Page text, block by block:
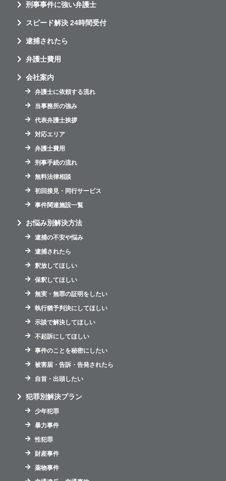
刑事事件に強い弁護士
スピード解決 24時間受付
逮捕されたら
弁護士費用
会社案内
弁護士に依頼する流れ
当事務所の強み
代表弁護士挨拶
対応エリア
弁護士費用
刑事手続の流れ
無料法律相談
初回接見・同行サービス
事件関連施設一覧
お悩み別解決方法
逮捕の不安や悩み
逮捕されたら
釈放してほしい
保釈してほしい
無実・無罪の証明をしたい
執行猶予判決にしてほしい
示談で解決してほしい
不起訴にしてほしい
事件のことを秘密にしたい
被害届・告訴・告発されたら
自首・出頭したい
犯罪別解決プラン
少年犯罪
暴力事件
性犯罪
財産事件
薬物事件